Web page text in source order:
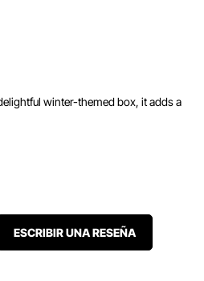
winter-themed box, it adds a
ESCRIBIR UNA RESEÑA